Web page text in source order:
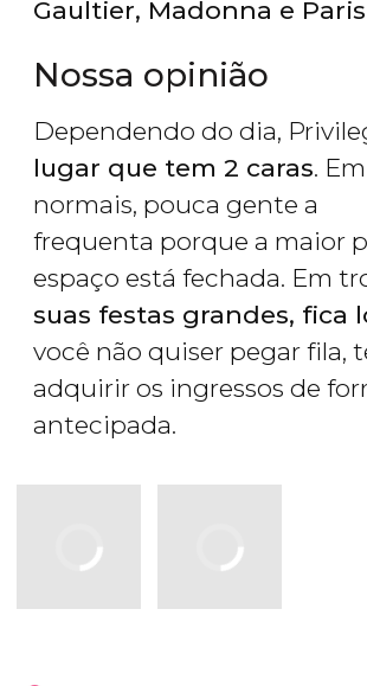
Gaultier, Madonna e
Nossa opinião
Dependendo do dia,
lugar que tem 2 caras.
normais, pouca gente a
frequenta porque a maior
espaço está fechada. Em
suas festas grandes, fica
você não quiser pegar fila,
adquirir os ingressos de
antecipada.